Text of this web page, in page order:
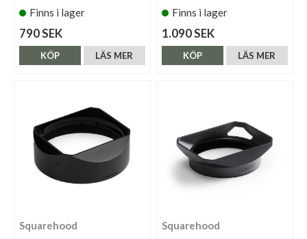
Finns i lager
790 SEK
LÄS MER
KÖP
Finns i lager
1.090 SEK
LÄS MER
KÖP
Squarehood Squarehood